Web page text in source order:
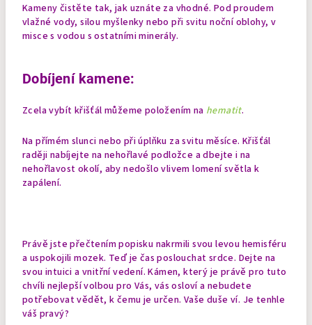
Kameny čistěte tak, jak uznáte za vhodné. Pod proudem
vlažné vody, silou myšlenky nebo při svitu noční oblohy, v
misce s vodou s ostatními minerály.
Dobíjení kamene:
Zcela vybít křišťál můžeme položením na hematit.
Na přímém slunci nebo při úplňku za svitu měsíce. Křišťál
raději nabíjejte na nehořlavé podložce a dbejte i na
nehořlavost okolí, aby nedošlo vlivem lomení světla k
zapálení.
Právě jste přečtením popisku nakrmili svou levou hemisféru
a uspokojili mozek. Teď je čas poslouchat srdce. Dejte na
svou intuici a vnitřní vedení. Kámen, který je právě pro tuto
chvíli nejlepší volbou pro Vás, vás osloví a nebudete
potřebovat vědět, k čemu je určen. Vaše duše ví. Je tenhle
váš pravý?